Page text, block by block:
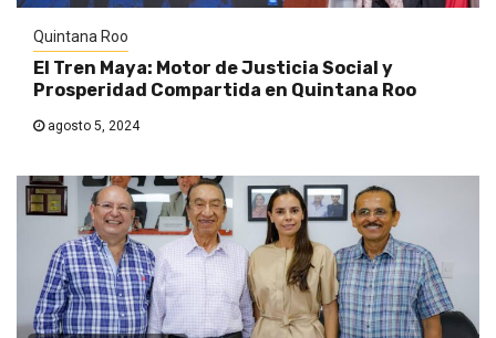
Quintana Roo
El Tren Maya: Motor de Justicia Social y
Prosperidad Compartida en Quintana Roo
agosto 5, 2024